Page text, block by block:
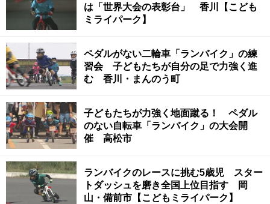
は「世界大会の表彰台」 香川【こども
ミライパーク】
ペダルがない二輪車「ランバイク」の練
習会 子どもたちが自分の足で力強く進
む 香川・まんのう町
子どもたちが力強く地面蹴る！ ペダル
のない自転車「ランバイク」の大会開
催 高松市
ランバイクのレースに挑む5歳児 スター
トダッシュを磨き全国上位目指す 岡
山・備前市【こどもミライパーク】